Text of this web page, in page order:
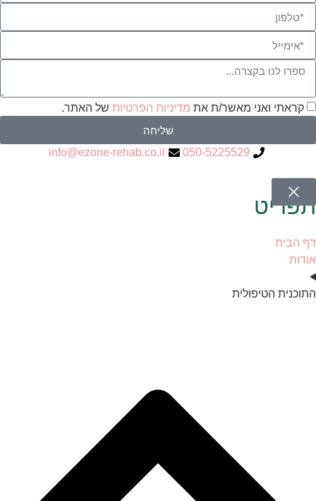
קראתי ואני מאשר/ת את מדיניות הפרטיות של האתר.
שליחה
050-5225529
info@ezone-rehab.co.il
תפריט
דף הבית
אודות
התוכנית הטיפולית